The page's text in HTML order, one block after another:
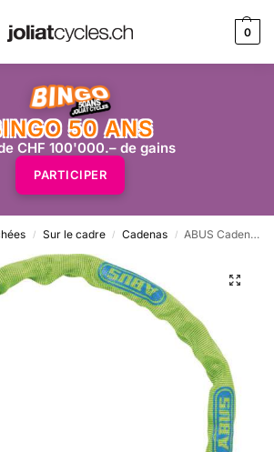
0
50 ANS
CHF 100'000.– de gains
PARTICIPER
/ Sur le cadre / Cadenas / ABUS Cadenas 4804C à N° Lime